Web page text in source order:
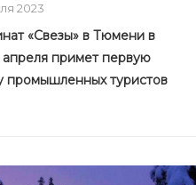
2023
«Свезы» в Тюмени в
апреля примет первую
промышленных туристов